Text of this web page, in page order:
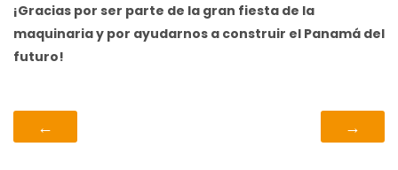
¡Gracias por ser parte de la gran fiesta de la
maquinaria y por ayudarnos a construir el Panamá del
futuro!
← →